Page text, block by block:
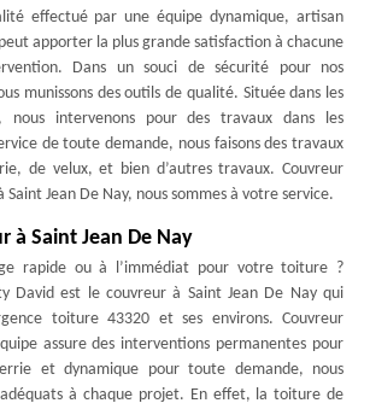
effectué par une équipe dynamique, artisan
apporter la plus grande satisfaction à chacune
Dans un souci de sécurité pour nos
munissons des outils de qualité. Située dans les
nous intervenons pour des travaux dans les
de toute demande, nous faisons des travaux
de velux, et bien d’autres travaux. Couvreur
Jean De Nay, nous sommes à votre service.
à Saint Jean De Nay
rapide ou à l’immédiat pour votre toiture ?
David est le couvreur à Saint Jean De Nay qui
toiture 43320 et ses environs. Couvreur
assure des interventions permanentes pour
et dynamique pour toute demande, nous
adéquats à chaque projet. En effet, la toiture de